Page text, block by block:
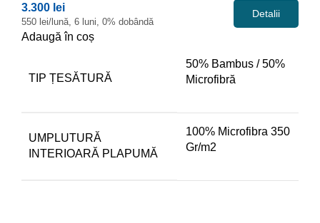
3.300 lei
550 lei/lună, 6 luni, 0% dobândă
Detalii
Adaugă în coș
TIP ȚESĂTURĂ
50% Bambus / 50%
Microfibră
UMPLUTURĂ
INTERIOARĂ PLAPUMĂ
100% Microfibra 350
Gr/m2